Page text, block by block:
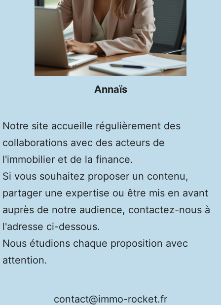
Annaïs
Notre site accueille régulièrement des
collaborations avec des acteurs de
l'immobilier et de la finance.
Si vous souhaitez proposer un contenu,
partager une expertise ou être mis en avant
auprès de notre audience, contactez-nous à
l'adresse ci-dessous.
Nous étudions chaque proposition avec
attention.
contact@immo-rocket.fr